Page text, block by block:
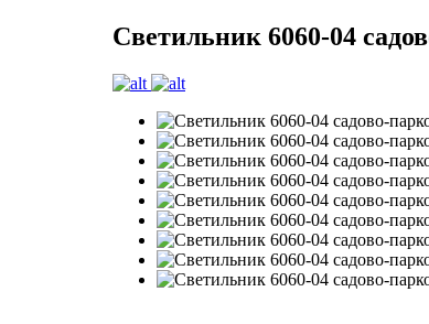
Светильник 6060-04